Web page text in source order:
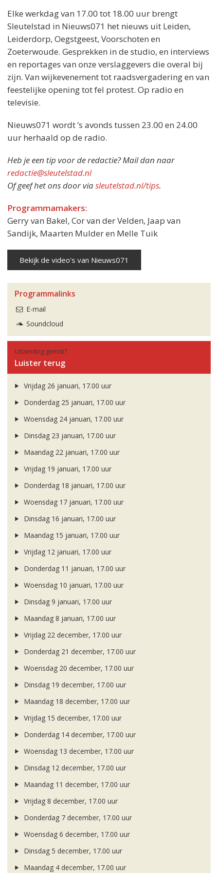
Elke werkdag van 17.00 tot 18.00 uur brengt
Sleutelstad in Nieuws071 het nieuws uit Leiden,
Leiderdorp, Oegstgeest, Voorschoten en
Zoeterwoude. Gesprekken in de studio, en interviews
en reportages van onze verslaggevers die overal bij
zijn. Van wijkevenement tot raadsvergadering en van
feestelijke opening tot fel protest. Op radio en
televisie.
Nieuws071 wordt ’s avonds tussen 23.00 en 24.00
uur herhaald op de radio.
Heb je een tip voor de redactie? Mail dan naar
redactie@sleutelstad.nl
Of geef het ons door viasleutelstad.nl/tips.
Programmamakers:
Gerry van Bakel, Cor van der Velden, Jaap van
Sandijk, Maarten Mulder en Melle Tuik
Bekijk de video's van Nieuws071
Programmalinks
E-mail
Soundcloud
Uitzending gemist?
Luister terug
Vrijdag 26 januari, 17.00 uur
Donderdag 25 januari, 17.00 uur
Woensdag 24 januari, 17.00 uur
Dinsdag 23 januari, 17.00 uur
Maandag 22 januari, 17.00 uur
Vrijdag 19 januari, 17.00 uur
Donderdag 18 januari, 17.00 uur
Woensdag 17 januari, 17.00 uur
Dinsdag 16 januari, 17.00 uur
Maandag 15 januari, 17.00 uur
Vrijdag 12 januari, 17.00 uur
Donderdag 11 januari, 17.00 uur
Woensdag 10 januari, 17.00 uur
Dinsdag 9 januari, 17.00 uur
Maandag 8 januari, 17.00 uur
Vrijdag 22 december, 17.00 uur
Donderdag 21 december, 17.00 uur
Woensdag 20 december, 17.00 uur
Dinsdag 19 december, 17.00 uur
Maandag 18 december, 17.00 uur
Vrijdag 15 december, 17.00 uur
Donderdag 14 december, 17.00 uur
Woensdag 13 december, 17.00 uur
Dinsdag 12 december, 17.00 uur
Maandag 11 december, 17.00 uur
Vrijdag 8 december, 17.00 uur
Donderdag 7 december, 17.00 uur
Woensdag 6 december, 17.00 uur
Dinsdag 5 december, 17.00 uur
Maandag 4 december, 17.00 uur